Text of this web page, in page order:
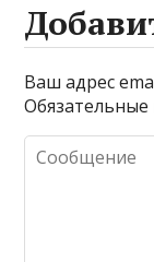
Ваш адрес